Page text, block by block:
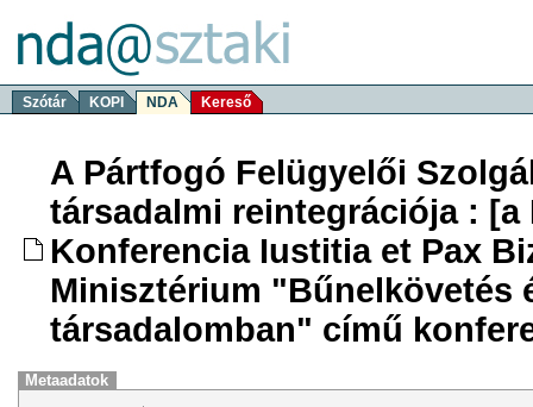
Szótár KOPI NDA Kereső
A Pártfogó Felügyelői
társadalmi reintegrációja :
Konferencia Iustitia et Pax
Minisztérium "Bűnelkövetés
társadalomban" című
Metaadatok